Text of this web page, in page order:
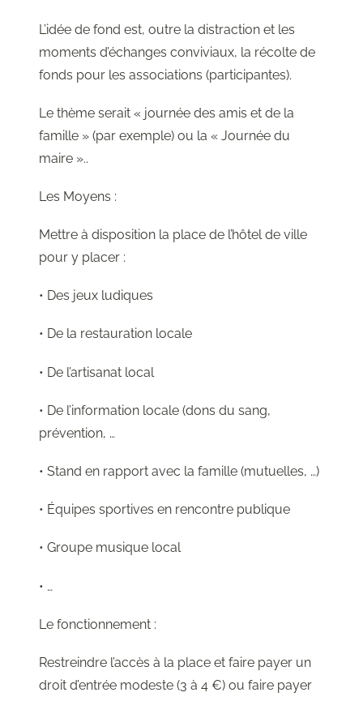
L’idée de fond est, outre la distraction et les
moments d’échanges conviviaux, la récolte de
fonds pour les associations (participantes).
Le thème serait « journée des amis et de la
famille » (par exemple) ou la « Journée du
maire »..
Les Moyens :
Mettre à disposition la place de l’hôtel de ville
pour y placer :
• Des jeux ludiques
• De la restauration locale
• De l’artisanat local
• De l’information locale (dons du sang,
prévention, …
• Stand en rapport avec la famille (mutuelles, …)
• Équipes sportives en rencontre publique
• Groupe musique local
• …
Le fonctionnement :
Restreindre l’accès à la place et faire payer un
droit d’entrée modeste (3 à 4 €) ou faire payer